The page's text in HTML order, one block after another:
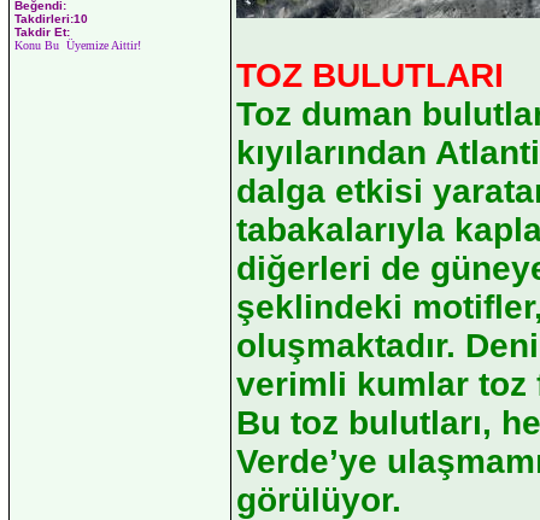
Beğendi:
Takdirleri:10
Takdir Et:
Konu Bu Üyemize Aittir!
TOZ BULUTLARI
Toz duman
kıyılarından
dalga etkisi
tabakalarıyla
diğerleri de
şeklindeki
oluşmaktadır.
verimli kumlar toz
Bu toz bulutları,
Verde’ye
görülüyor.